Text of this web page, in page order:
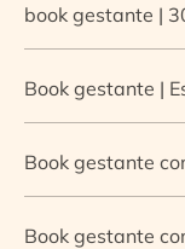
book gestante |
Book gestante |
Book gestante
Book gestante